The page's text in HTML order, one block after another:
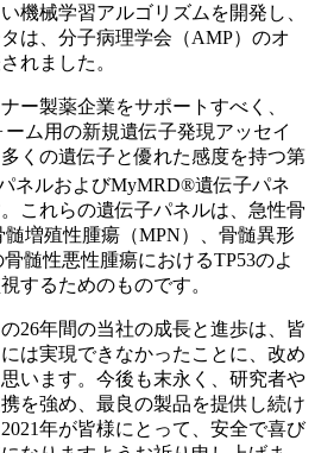
機械学習アルゴリズムを開発し、
は、分子病理学会（AMP）のオ
れました。
ー製薬企業をサポートすべく、
ム用の新規遺伝子発現アッセイ
くの遺伝子と優れた感度を持つ第
ネルおよびMyMRD®遺伝子パネ
これらの遺伝子パネルは、急性骨
増殖性腫瘍（MPN）、骨髄異形
髄性悪性腫瘍におけるTP53のよ
するためのものです。
26年間の当社の成長と進歩は、皆
は実現できなかったことに、改め
います。今後も末永く、研究者や
を強め、最良の製品を提供し続け
年が皆様にとって、安全で喜び